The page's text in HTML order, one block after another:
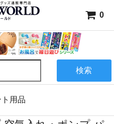
0
検索
用品